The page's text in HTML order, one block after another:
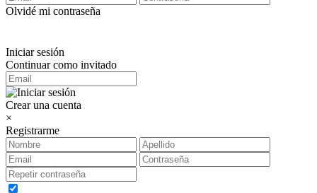
Olvidé mi contraseña
Iniciar sesión
Continuar como invitado
Crear una cuenta
×
Registrarme